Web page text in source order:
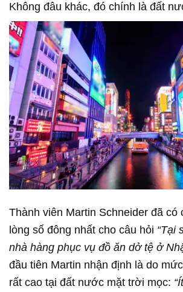
Không đâu khác, đó chính là đất
Thành viên Martin Schneider đã
lòng số đông nhất cho câu hỏi “Tại
nhà hàng phục vụ đồ ăn dở tệ ở
đầu tiên Martin nhận định là do
rất cao tại đất nước mặt trời mọc: